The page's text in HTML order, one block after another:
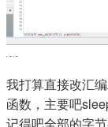
我打算直接改汇
函数，主要吧